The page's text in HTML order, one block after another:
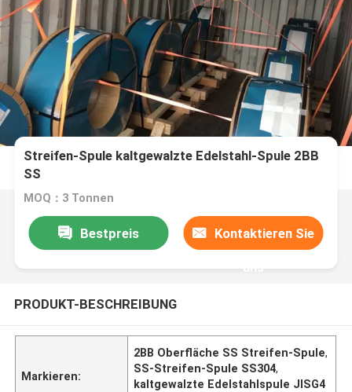
Streifen-Spule kaltgewalzte Edelstahl-Spule 2BB
SS
MOQ：3 Tonnen
Bestpreis Kontaktieren Sie
uns
PRODUKT-BESCHREIBUNG
Markieren:
2BB Oberfläche SS Streifen-Spule,
SS-Streifen-Spule SS304,
kaltgewalzte Edelstahlspule JISG4